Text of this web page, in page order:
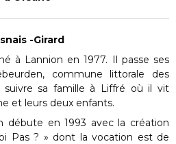
-Girard
à Lannion en 1977. Il passe ses
commune littorale des
suivre sa famille à Liffré où il vit
et leurs deux enfants.
débute en 1993 avec la création
Pas ? » dont la vocation est de